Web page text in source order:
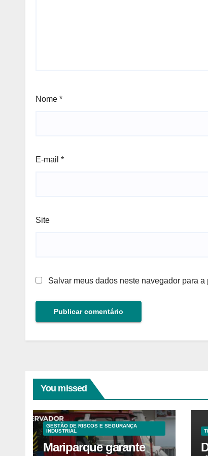
Nome *
E-mail *
Site
Salvar meus dados neste navegador para
You missed
GESTÃO DE RISCOS E SEGURANÇA
INDUSTRIAL
Mariparque garante